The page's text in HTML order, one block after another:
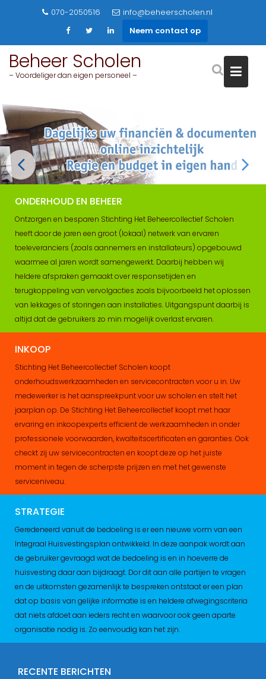
070-2050516
info@beheerscholen.nl
Neem contact op
Beheer Scholen
– Voordeliger dan eigen personeel –
ONDERHOUD EN BEHEER
Ontzorgen en besparen Stichting Het Beheercollectief Scholen
heeft door de jaren een groot (lokaal) netwerk van ervaren
toeleveranciers (zoals aannemers en installateurs) opgebouwd
waarmee al jaren wordt samengewerkt. Daarbij hebben wij
heldere afspraken gemaakt over responsetijden en
terugkoppeling van vervolgacties zoals bijvoorbeeld het oplossen
van lekkages of storingen aan installaties. Uitgangspunt daarbij is
altijd dat de gebruikers zo min mogelijk overlast ervaren.
INKOOP
Stichting Het Beheercollectief Scholen koopt
onderhoudswerkzaamheden en servicecontracten voor u in. Uw
medewerker is het aanspreekpunt voor uw scholen en stelt het
jaarplan op. De Stichting Het Beheercollectief koopt met haar
ervaring en inkoopexperts efficient de werkzaamheden in onder
professionele voorwaarden, kwalteitscertificaten en garanties. Ook
checkt zij uw servicecontracten en koopt deze op het juiste
moment in tegen de scherpste prijzen en met het gewenste
serviceniveau.
STRATEGIE
Geredeneerd vanuit de bedoeling is er een nieuwe vorm van een
Integraal Huisvestingsplan ontwikkeld. In deze aanpak wordt aan
de gebruiker gevraagd wat de bedoeling is en in hoeverre de
huisvesting daar aan bijdraagt. Dor dit aan alle partijen te vragen
en de uitkomsten gezamenlijk te bespreken ontstaat er een plan
dat op basis van gelijke informatie is en heldere afwegingscriteria
dat niets afdoet aan ieders recht en waarvoor ook geen aparte
organisatie nodig is. Zo eenvoudig kan het zijn.
RECENTE BERICHTEN